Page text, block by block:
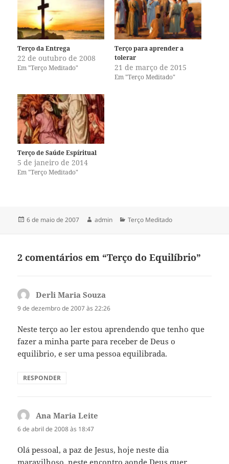
a
c
o
m
p
a
r
t
i
l
h
o
T
w
i
t
t
e
r
(
a
b
r
e
a
j
a
)
c
o
m
p
a
t
i
l
h
o
F
a
c
e
b
o
o
k
(
a
b
r
v
a
l
a
Terço da Entrega
22 de outubro de 2008
Em "Terço Meditado"
Terço para aprender a
tolerar
21 de março de 2015
Em "Terço Meditado"
Terço de Saúde Espíritual
5 de janeiro de 2014
Em "Terço Meditado"
Publicado
6 de maio de 2007 Autor
admin Categorias
Terço Meditado
2 comentários em “Terço do Equilíbrio”
Derli Maria Souza
9 de dezembro de 2007 às 22:26
Neste terço ao ler estou aprendendo que tenho que
fazer a minha parte para receber de Deus o
equilibrio, e ser uma pessoa equilibrada.
RESPONDER
Ana Maria Leite
6 de abril de 2008 às 18:47
Olá pessoal, a paz de Jesus, hoje neste dia